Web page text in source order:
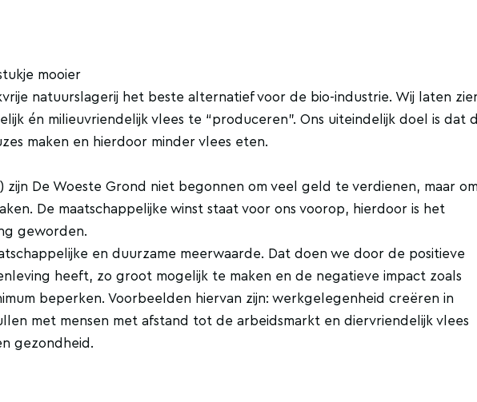
mooier
natuurslagerij het beste alternatief voor de bio-industrie. Wij laten
én milieuvriendelijk vlees te “produceren”. Ons uiteindelijk doel is dat
maken en hierdoor minder vlees eten.
zijn De Woeste Grond niet begonnen om veel geld te verdienen, maar om
De maatschappelijke winst staat voor ons voorop, hierdoor is het
geworden.
en duurzame meerwaarde. Dat doen we door de positieve
heeft, zo groot mogelijk te maken en de negatieve impact zoals
beperken. Voorbeelden hiervan zijn: werkgelegenheid creëren in
met mensen met afstand tot de arbeidsmarkt en diervriendelijk vlees
gezondheid.